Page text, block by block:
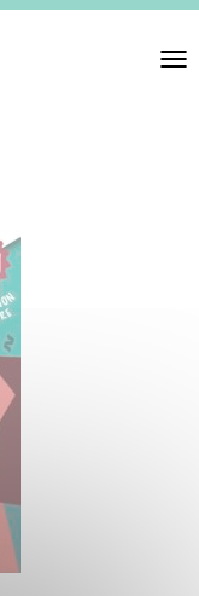
Toggle